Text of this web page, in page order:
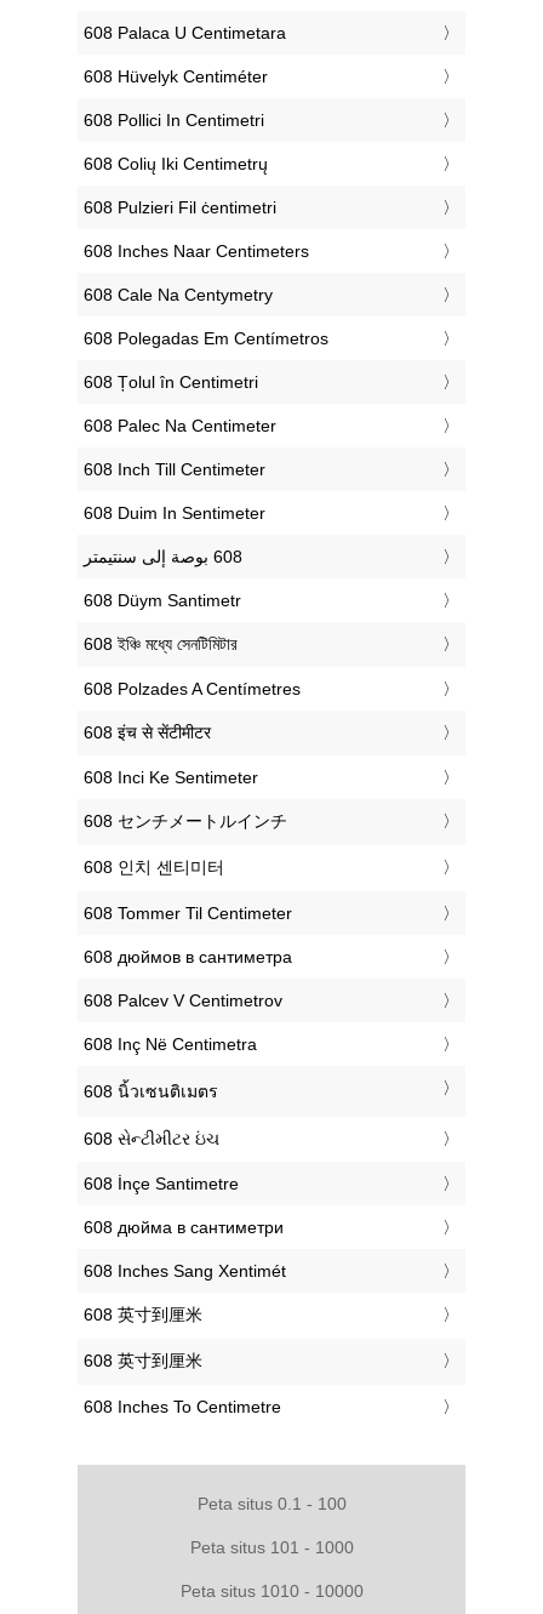
‎608 Palaca U Centimetara
‎608 Hüvelyk Centiméter
‎608 Pollici In Centimetri
‎608 Colių Iki Centimetrų
‎608 Pulzieri Fil ċentimetri
‎608 Inches Naar Centimeters
‎608 Cale Na Centymetry
‎608 Polegadas Em Centímetros
‎608 Țolul în Centimetri
‎608 Palec Na Centimeter
‎608 Inch Till Centimeter
‎608 Duim In Sentimeter
‎608 Düym Santimetr
‎608 ইঞ্চি মধ্যে সেনটিমিটার
‎608 Polzades A Centímetres
‎608 इंच से सेंटीमीटर
‎608 Inci Ke Sentimeter
‎608 センチメートルインチ
‎608 인치 센티미터
‎608 Tommer Til Centimeter
‎608 дюймов в сантиметра
‎608 Palcev V Centimetrov
‎608 Inç Në Centimetra
‎608 นิ้วเซนติเมตร
‎608 સેન્ટીમીટર ઇંચ
‎608 İnçe Santimetre
‎608 дюйма в сантиметри
‎608 Inches Sang Xentimét
‎608 英寸到厘米
‎608 英寸到厘米
‎608 Inches To Centimetre
Peta situs 0.1 - 100
Peta situs 101 - 1000
Peta situs 1010 - 10000